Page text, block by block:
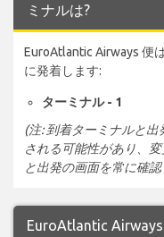
ミナルは?
EuroAtlantic Airways 便は
に発着します:
ターミナル - 1
(注: 到着ターミナルと
される可能性があり、
と出発の画面を常に確
EuroAtlantic